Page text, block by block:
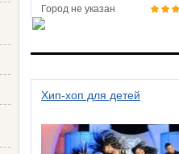
Город не указан
Хип-хоп для детей